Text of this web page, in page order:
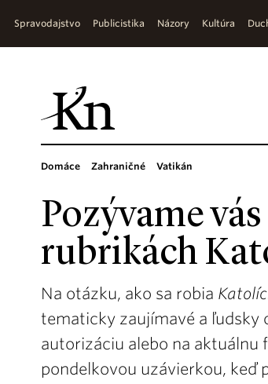
Spravodajstvo Publicistika Názory Kultúra
Domáce Zahraničné Vatikán
Pozývame
rubrikách
Na otázku, ako sa robia
tematicky zaujímavé a ľudsky
autorizáciu alebo na aktuálnu
pondelkovou uzávierkou, keď